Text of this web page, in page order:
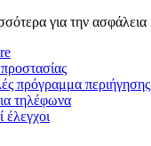
για την ασφάλεια
πρόγραμμα περιήγησης
τηλέφωνα
έλεγχοι